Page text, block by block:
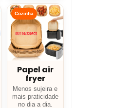
Cozinha
Papel air
fryer
Menos sujeira e
mais praticidade
no dia a dia.